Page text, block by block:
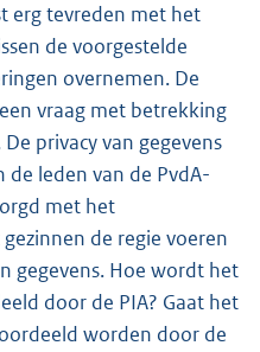
erg tevreden met het
de voorgestelde
overnemen. De
vraag met betrekking
privacy van gegevens
leden van de PvdA-
met het
de regie voeren
gegevens. Hoe wordt het
door de PIA? Gaat het
worden door de